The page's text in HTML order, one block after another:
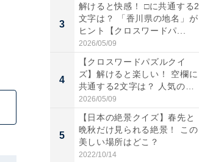
3
解けると快感！ □に共通する2
文字は？ 「香川県の地名」が
ヒント【クロスワードパ...
2026/05/09
4
【クロスワードパズルクイ
ズ】解けると楽しい！ 空欄に
共通する2文字は？ 人気の
和...
2026/05/09
5
【日本の絶景クイズ】春先と
晩秋だけ見られる絶景！ この
美しい場所はどこ？
2022/10/14